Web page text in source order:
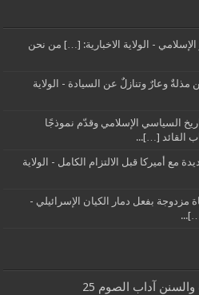
- الولاية الاخبارية: […] من نحن
وعارٌ وتنازلٌ عن السيادة - الولاية
السياسي الإسلامي وقدّم نموذجًا
القائد […]...
مع أميركا قبل الالتزام الكامل - الولاية
بفعل دمار الكيان الإسرائيلي -
آداب الصوم 25